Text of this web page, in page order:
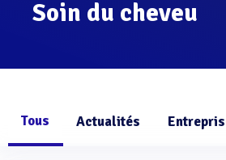
Soin du cheveu
Tous Actualités